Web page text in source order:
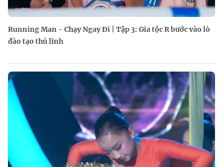
Running Man - Chạy Ngay Đi | Tập 3: Gia tộc R bước vào lò
đào tạo thủ lĩnh